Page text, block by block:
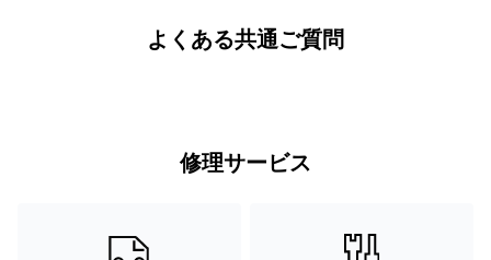
よくある共通ご質問
修理サービス